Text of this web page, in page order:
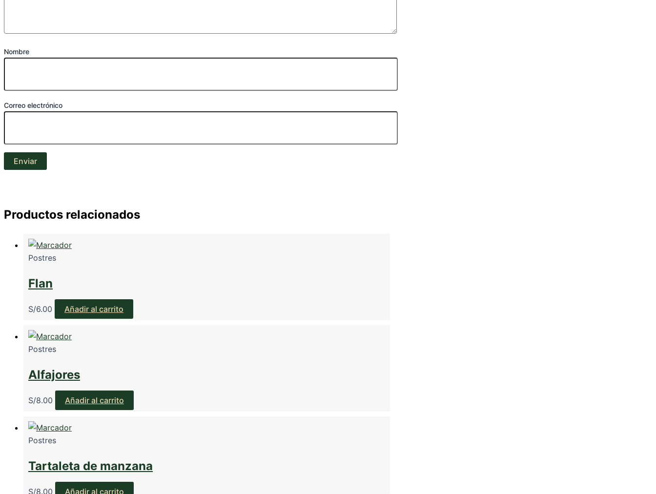
Nombre
Correo electrónico
Productos relacionados
Postres
Flan
S/6.00 Añadir al carrito
Postres
Alfajores
S/8.00 Añadir al carrito
Postres
Tartaleta de manzana
S/8.00 Añadir al carrito